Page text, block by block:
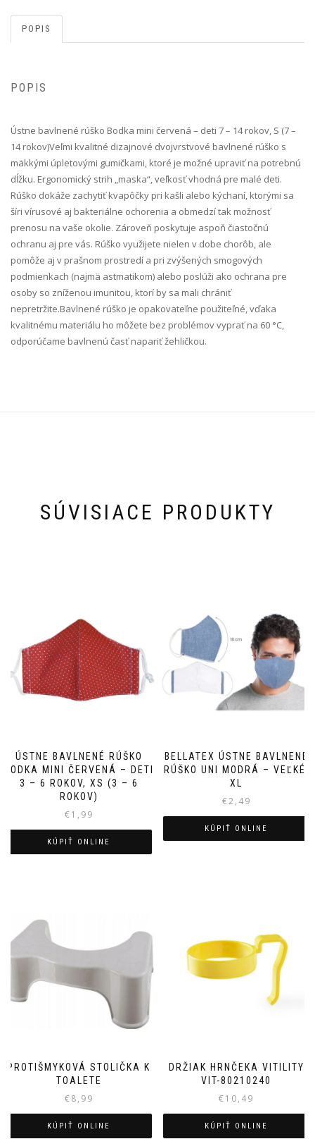
POPIS
POPIS
Ústne bavlnené rúško Bodka mini červená – deti 7 – 14 rokov, S (7 –
14 rokov) Veľmi kvalitné dizajnové dvojvrstvové bavlnené rúško s
mäkkými úpletovými gumičkami, ktoré je možné upraviť na potrebnú
dĺžku. Ergonomický strih „maska“, veľkosť vhodná pre malé deti.
Rúško dokáže zachytiť kvapôčky pri kašli alebo kýchaní, ktorými sa
šíri vírusové aj bakteriálne ochorenia a obmedzí tak možnosť
prenosu na vaše okolie. Zároveň poskytuje aspoň čiastočnú
ochranu aj pre vás. Rúško využijete nielen v dobe chorôb, ale
pomôže aj v prašnom prostredí a pri zvýšených smogových
podmienkach (najmä astmatikom) alebo poslúži ako ochrana pre
osoby so zníženou imunitou, ktorí by sa mali chrániť
nepretržite.Bavlnené rúško je opakovateľne použiteľné, vďaka
kvalitnému materiálu ho môžete bez problémov vyprať na 60 °C,
odporúčame bavlnenú časť napariť žehličkou.
SÚVISIACE PRODUKTY
ÚSTNE BAVLNENÉ RÚŠKO
BODKA MINI ČERVENÁ – DETI
3 – 6 ROKOV, XS (3 – 6
ROKOV)
€1,99
KÚPIŤ ONLINE
BELLATEX ÚSTNE BAVLNENÉ
RÚŠKO UNI MODRÁ – VEĽKÉ,
XL
€2,49
KÚPIŤ ONLINE
PROTIŠMYKOVÁ STOLIČKA K
TOALETE
€8,99
KÚPIŤ ONLINE
DRŽIAK HRNČEKA VITILITY
VIT-80210240
€10,49
KÚPIŤ ONLINE